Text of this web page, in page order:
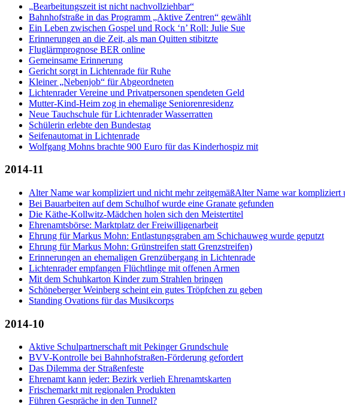
„Bearbeitungszeit ist nicht nachvollziehbar“
Bahnhofstraße in das Programm „Aktive Zentren“ gewählt
Ein Leben zwischen Gospel und Rock ‘n’ Roll: Julie Sue
Erinnerungen an die Zeit, als man Quitten stibitzte
Fluglärmprognose BER online
Gemeinsame Erinnerung
Gericht sorgt in Lichtenrade für Ruhe
Kleiner „Nebenjob“ für Abgeordneten
Lichtenrader Vereine und Privatpersonen spendeten Geld
Mutter-Kind-Heim zog in ehemalige Seniorenresidenz
Neue Tauchschule für Lichtenrader Wasserratten
Schülerin erlebte den Bundestag
Seifenautomat in Lichtenrade
Wolfgang Mohns brachte 900 Euro für das Kinderhospiz mit
2014-11
Alter Name war kompliziert und nicht mehr zeitgemäßAlter Name war kompliziert
Bei Bauarbeiten auf dem Schulhof wurde eine Granate gefunden
Die Käthe-Kollwitz-Mädchen holen sich den Meistertitel
Ehrenamtsbörse: Marktplatz der Freiwilligenarbeit
Ehrung für Markus Mohn: Entlastungsgraben am Schichauweg wurde geputzt
Ehrung für Markus Mohn: Grünstreifen statt Grenzstreifen)
Erinnerungen an ehemaligen Grenzübergang in Lichtenrade
Lichtenrader empfangen Flüchtlinge mit offenen Armen
Mit dem Schuhkarton Kinder zum Strahlen bringen
Schöneberger Weinberg scheint ein gutes Tröpfchen zu geben
Standing Ovations für das Musikcorps
2014-10
Aktive Schulpartnerschaft mit Pekinger Grundschule
BVV-Kontrolle bei Bahnhofstraßen-Förderung gefordert
Das Dilemma der Straßenfeste
Ehrenamt kann jeder: Bezirk verlieh Ehrenamtskarten
Frischemarkt mit regionalen Produkten
Führen Gespräche in den Tunnel?